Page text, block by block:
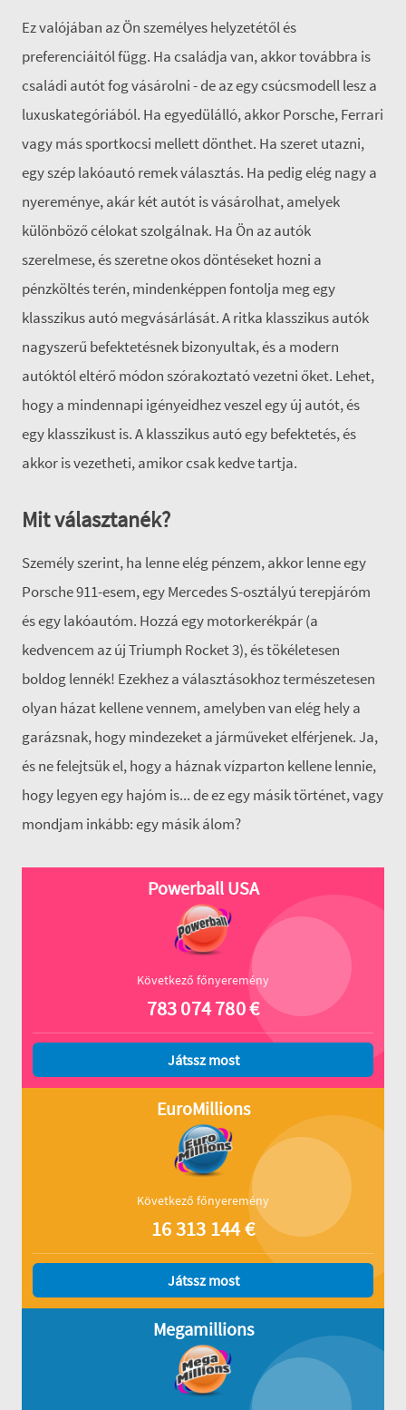
Ez valójában az Ön személyes helyzetétől és
preferenciáitól függ. Ha családja van, akkor továbbra is
családi autót fog vásárolni - de az egy csúcsmodell lesz a
luxuskategóriából. Ha egyedülálló, akkor Porsche, Ferrari
vagy más sportkocsi mellett dönthet. Ha szeret utazni,
egy szép lakóautó remek választás. Ha pedig elég nagy a
nyereménye, akár két autót is vásárolhat, amelyek
különböző célokat szolgálnak. Ha Ön az autók
szerelmese, és szeretne okos döntéseket hozni a
pénzköltés terén, mindenképpen fontolja meg egy
klasszikus autó megvásárlását. A ritka klasszikus autók
nagyszerű befektetésnek bizonyultak, és a modern
autóktól eltérő módon szórakoztató vezetni őket. Lehet,
hogy a mindennapi igényeidhez veszel egy új autót, és
egy klasszikust is. A klasszikus autó egy befektetés, és
akkor is vezetheti, amikor csak kedve tartja.
Mit választanék?
Személy szerint, ha lenne elég pénzem, akkor lenne egy
Porsche 911-esem, egy Mercedes S-osztályú terepjáróm
és egy lakóautóm. Hozzá egy motorkerékpár (a
kedvencem az új Triumph Rocket 3), és tökéletesen
boldog lennék! Ezekhez a választásokhoz természetesen
olyan házat kellene vennem, amelyben van elég hely a
garázsnak, hogy mindezeket a járműveket elférjenek. Ja,
és ne felejtsük el, hogy a háznak vízparton kellene lennie,
hogy legyen egy hajóm is... de ez egy másik történet, vagy
mondjam inkább: egy másik álom?
Powerball USA
Következő főnyeremény
783 074 780€
Játssz most
EuroMillions
Következő főnyeremény
16 313 144€
Játssz most
Megamillions